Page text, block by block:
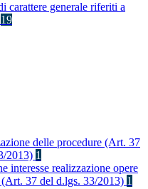
carattere generale riferiti a
19
delle procedure (Art. 37
2013) 1
interesse realizzazione opere
37 del d.lgs. 33/2013) 1